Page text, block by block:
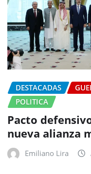
DESTACADAS
POLITICA
Pacto
nueva alianza
Emiliano Lira